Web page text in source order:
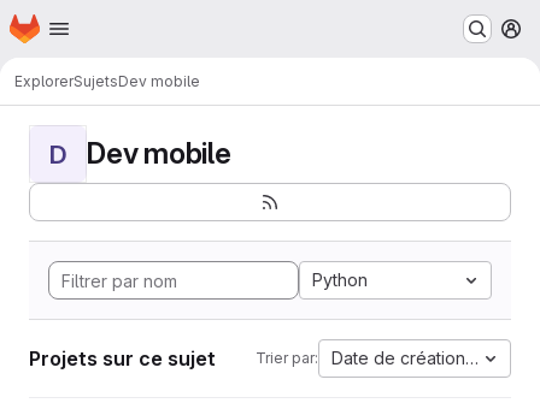
Passer au contenu principal
Page d'accueil
ExplorerSujetsDev mobile
D Dev mobile
Python
Projets sur ce sujet Trier par: Date de création la plus